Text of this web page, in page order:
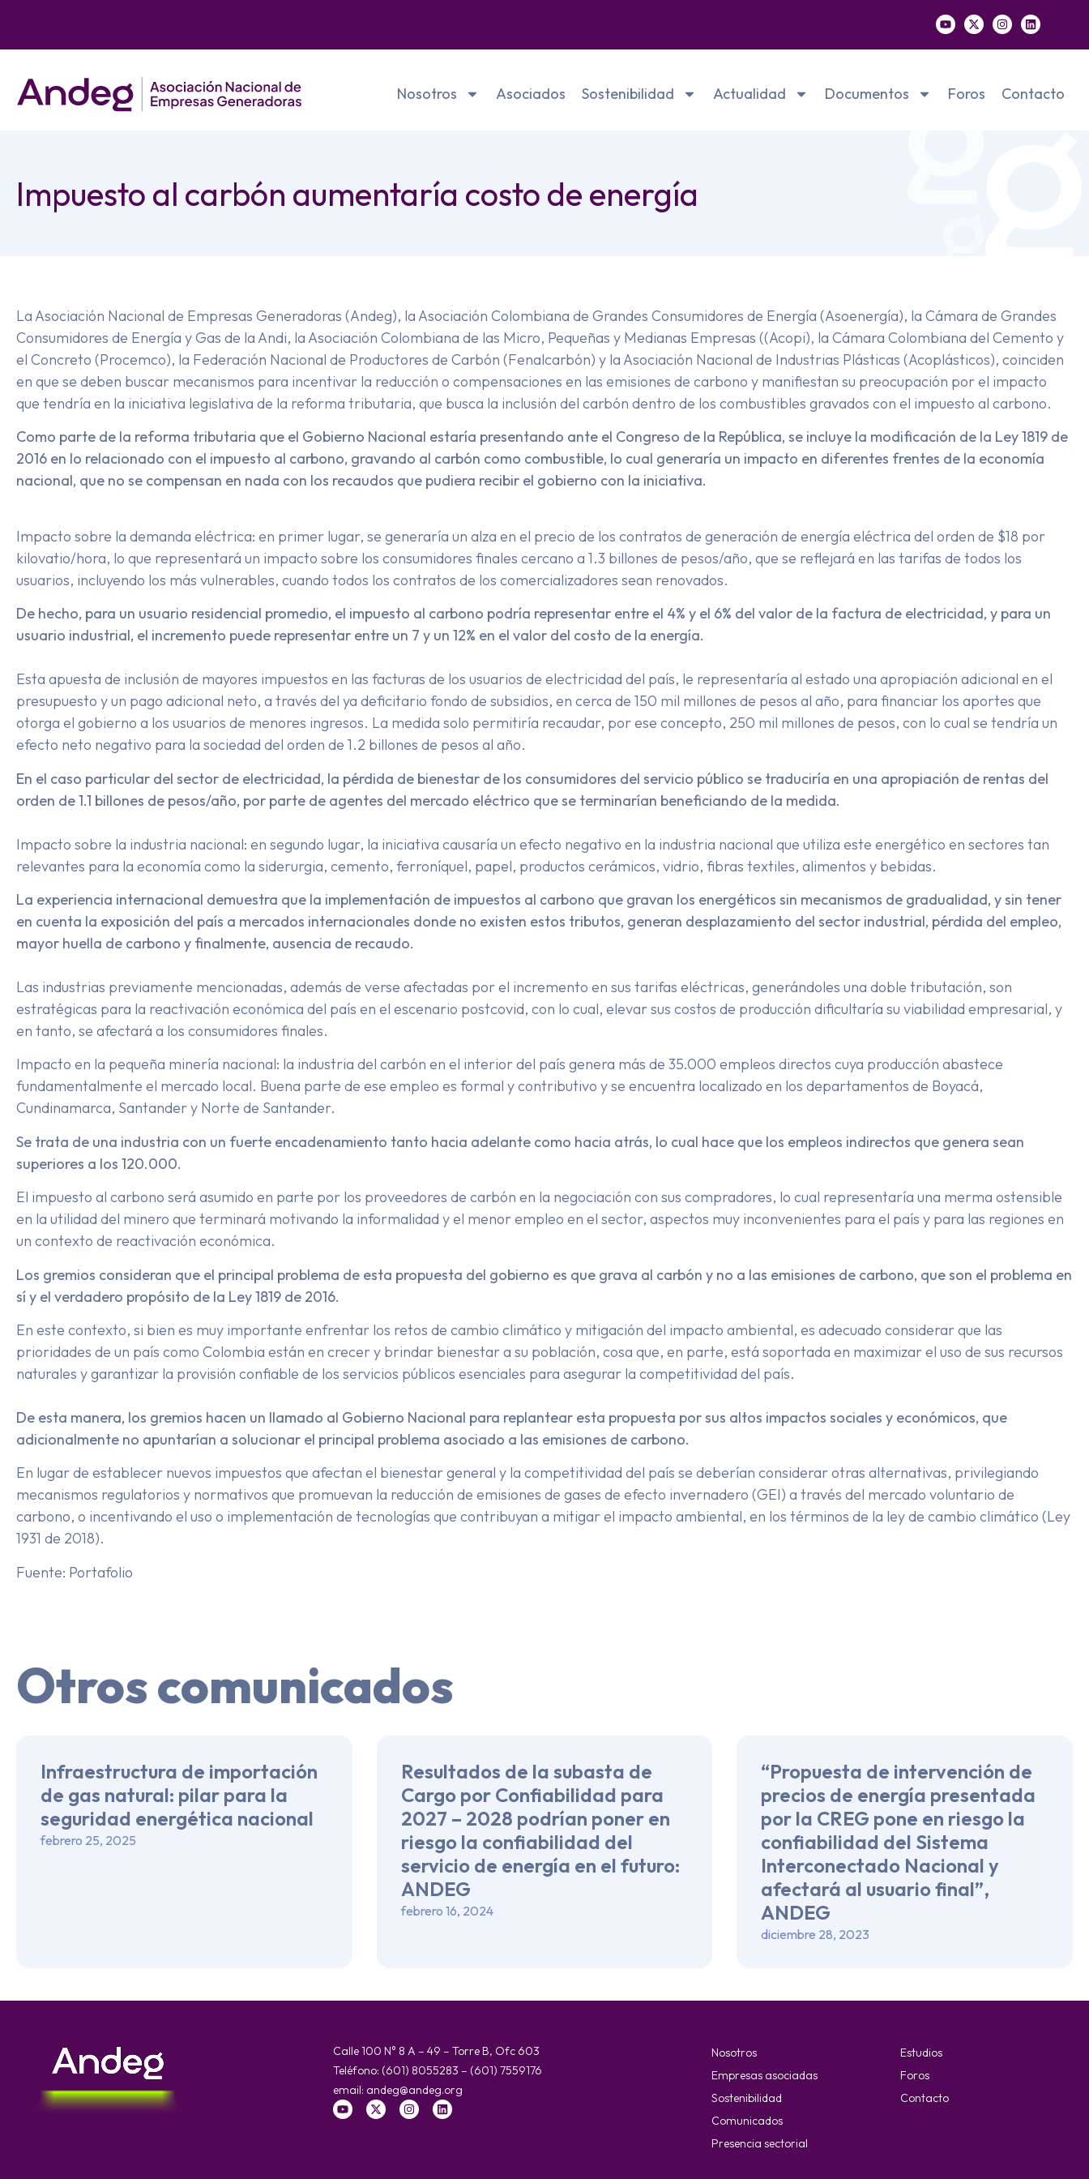
Nosotros Asociados Sostenibilidad Actualidad Documentos Foros Contacto
Impuesto al carbón aumentaría costo de energía
La Asociación Nacional de Empresas Generadoras (Andeg), la Asociación Colombiana de Grandes Consumidores de Energía (Asoenergía), la Cámara de Grandes
Consumidores de Energía y Gas de la Andi, la Asociación Colombiana de las Micro, Pequeñas y Medianas Empresas ((Acopi), la Cámara Colombiana del Cemento y
el Concreto (Procemco), la Federación Nacional de Productores de Carbón (Fenalcarbón) y la Asociación Nacional de Industrias Plásticas (Acoplásticos), coinciden
en que se deben buscar mecanismos para incentivar la reducción o compensaciones en las emisiones de carbono y manifiestan su preocupación por el impacto
que tendría en la iniciativa legislativa de la reforma tributaria, que busca la inclusión del carbón dentro de los combustibles gravados con el impuesto al carbono.
Como parte de la reforma tributaria que el Gobierno Nacional estaría presentando ante el Congreso de la República, se incluye la modificación de la Ley 1819 de
2016 en lo relacionado con el impuesto al carbono, gravando al carbón como combustible, lo cual generaría un impacto en diferentes frentes de la economía
nacional, que no se compensan en nada con los recaudos que pudiera recibir el gobierno con la iniciativa.
Impacto sobre la demanda eléctrica: en primer lugar, se generaría un alza en el precio de los contratos de generación de energía eléctrica del orden de $18 por
kilovatio/hora, lo que representará un impacto sobre los consumidores finales cercano a 1.3 billones de pesos/año, que se reflejará en las tarifas de todos los
usuarios, incluyendo los más vulnerables, cuando todos los contratos de los comercializadores sean renovados.
De hecho, para un usuario residencial promedio, el impuesto al carbono podría representar entre el 4% y el 6% del valor de la factura de electricidad, y para un
usuario industrial, el incremento puede representar entre un 7 y un 12% en el valor del costo de la energía.
Esta apuesta de inclusión de mayores impuestos en las facturas de los usuarios de electricidad del país, le representaría al estado una apropiación adicional en el
presupuesto y un pago adicional neto, a través del ya deficitario fondo de subsidios, en cerca de 150 mil millones de pesos al año, para financiar los aportes que
otorga el gobierno a los usuarios de menores ingresos. La medida solo permitiría recaudar, por ese concepto, 250 mil millones de pesos, con lo cual se tendría un
efecto neto negativo para la sociedad del orden de 1.2 billones de pesos al año.
En el caso particular del sector de electricidad, la pérdida de bienestar de los consumidores del servicio público se traduciría en una apropiación de rentas del
orden de 1.1 billones de pesos/año, por parte de agentes del mercado eléctrico que se terminarían beneficiando de la medida.
Impacto sobre la industria nacional: en segundo lugar, la iniciativa causaría un efecto negativo en la industria nacional que utiliza este energético en sectores tan
relevantes para la economía como la siderurgia, cemento, ferroníquel, papel, productos cerámicos, vidrio, fibras textiles, alimentos y bebidas.
La experiencia internacional demuestra que la implementación de impuestos al carbono que gravan los energéticos sin mecanismos de gradualidad, y sin tener
en cuenta la exposición del país a mercados internacionales donde no existen estos tributos, generan desplazamiento del sector industrial, pérdida del empleo,
mayor huella de carbono y finalmente, ausencia de recaudo.
Las industrias previamente mencionadas, además de verse afectadas por el incremento en sus tarifas eléctricas, generándoles una doble tributación, son
estratégicas para la reactivación económica del país en el escenario postcovid, con lo cual, elevar sus costos de producción dificultaría su viabilidad empresarial, y
en tanto, se afectará a los consumidores finales.
Impacto en la pequeña minería nacional: la industria del carbón en el interior del país genera más de 35.000 empleos directos cuya producción abastece
fundamentalmente el mercado local. Buena parte de ese empleo es formal y contributivo y se encuentra localizado en los departamentos de Boyacá,
Cundinamarca, Santander y Norte de Santander.
Se trata de una industria con un fuerte encadenamiento tanto hacia adelante como hacia atrás, lo cual hace que los empleos indirectos que genera sean
superiores a los 120.000.
El impuesto al carbono será asumido en parte por los proveedores de carbón en la negociación con sus compradores, lo cual representaría una merma ostensible
en la utilidad del minero que terminará motivando la informalidad y el menor empleo en el sector, aspectos muy inconvenientes para el país y para las regiones en
un contexto de reactivación económica.
Los gremios consideran que el principal problema de esta propuesta del gobierno es que grava al carbón y no a las emisiones de carbono, que son el problema en
sí y el verdadero propósito de la Ley 1819 de 2016.
En este contexto, si bien es muy importante enfrentar los retos de cambio climático y mitigación del impacto ambiental, es adecuado considerar que las
prioridades de un país como Colombia están en crecer y brindar bienestar a su población, cosa que, en parte, está soportada en maximizar el uso de sus recursos
naturales y garantizar la provisión confiable de los servicios públicos esenciales para asegurar la competitividad del país.
De esta manera, los gremios hacen un llamado al Gobierno Nacional para replantear esta propuesta por sus altos impactos sociales y económicos, que
adicionalmente no apuntarían a solucionar el principal problema asociado a las emisiones de carbono.
En lugar de establecer nuevos impuestos que afectan el bienestar general y la competitividad del país se deberían considerar otras alternativas, privilegiando
mecanismos regulatorios y normativos que promuevan la reducción de emisiones de gases de efecto invernadero (GEI) a través del mercado voluntario de
carbono, o incentivando el uso o implementación de tecnologías que contribuyan a mitigar el impacto ambiental, en los términos de la ley de cambio climático (Ley
1931 de 2018).
Fuente: Portafolio
Otros comunicados
Infraestructura de importación
de gas natural: pilar para la
seguridad energética nacional
febrero 25, 2025
Resultados de la subasta de
Cargo por Confiabilidad para
2027 – 2028 podrían poner en
riesgo la confiabilidad del
servicio de energía en el futuro:
ANDEG
febrero 16, 2024
“Propuesta de intervención de
precios de energía presentada
por la CREG pone en riesgo la
confiabilidad del Sistema
Interconectado Nacional y
afectará al usuario final”,
ANDEG
diciembre 28, 2023
Calle 100 N° 8 A – 49 – Torre B, Ofc 603
Teléfono: (601) 8055283 – (601) 7559176
email: andeg@andeg.org
Nosotros
Empresas asociadas
Sostenibilidad
Comunicados
Presencia sectorial
Estudios
Foros
Contacto